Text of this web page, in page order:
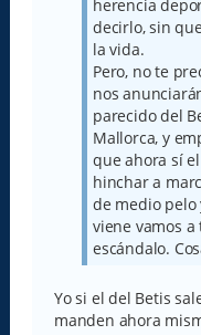
herencia
decirlo, sin
la vida.
Pero, no te
nos
parecido del
Mallorca, y
que ahora sí
hinchar a
de medio pelo
viene vamos
escándalo.
Yo si el del Betis
manden ahora